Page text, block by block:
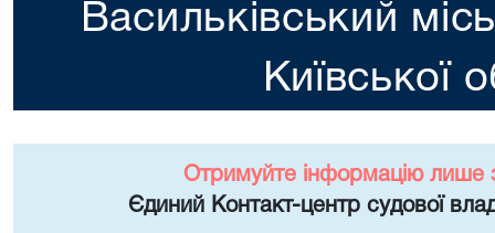
Васильківський
Київської
Отримуйте інформацію лише
Єдиний Контакт-центр судової